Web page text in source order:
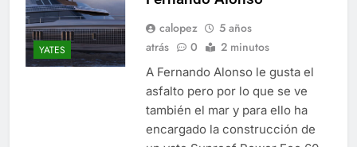
YATES
calopez
5 años
atrás
0 2 minutos
A Fernando Alonso le gusta el
asfalto pero por lo que se ve
también el mar y para ello ha
encargado la construcción de